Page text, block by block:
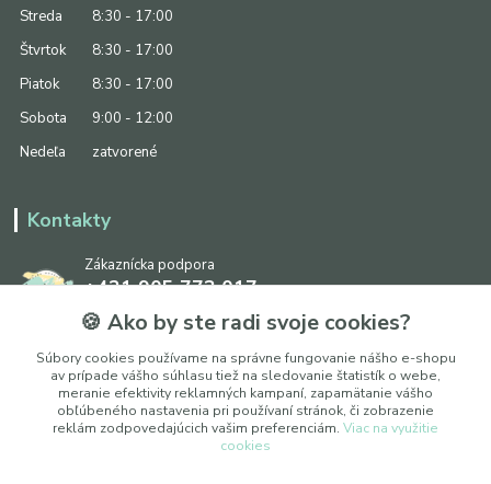
Streda
8:30 - 17:00
Štvrtok
8:30 - 17:00
Piatok
8:30 - 17:00
Sobota
9:00 - 12:00
Nedeľa
zatvorené
Kontakty
Zákaznícka podpora
+421 905 773 017
(Po-Pia, 8:30 - 17:00, So: 9:00 - 12:00)
info@ipapier.sk
🍪 Ako by ste radi svoje cookies?
Súbory cookies používame na správne fungovanie nášho e-shopu
av prípade vášho súhlasu tiež na sledovanie štatistík o webe,
meranie efektivity reklamných kampaní, zapamätanie vášho
obľúbeného nastavenia pri používaní stránok, či zobrazenie
reklám zodpovedajúcich vašim preferenciám. Viac na využitie
cookies